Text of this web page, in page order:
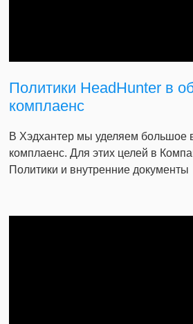
Политики HeadHunter в
комплаенс
В Хэдхантер мы уделяем большое
комплаенс. Для этих целей в
Политики и внутренние документы